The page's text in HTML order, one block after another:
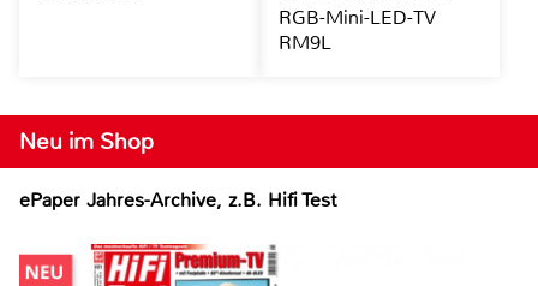
Neu im Shop
ePaper Jahres-Archive, z.B. Hifi Test
RGB-Mini-LED-TV
RM9L